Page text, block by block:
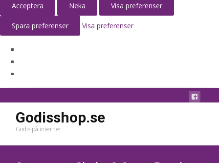
Acceptera Neka Visa preferenser
Spara preferenser Visa preferenser
Godisshop.se
Godis på internet